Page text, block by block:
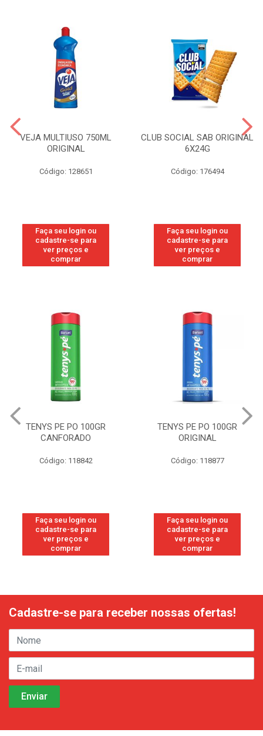
VEJA MULTIUSO 750ML
ORIGINAL
Código: 128651
Faça seu login ou
cadastre-se para
ver preços e
comprar
CLUB SOCIAL SAB ORIGINAL
6X24G
Código: 176494
Faça seu login ou
cadastre-se para
ver preços e
comprar
TENYS PE PO 100GR
CANFORADO
Código: 118842
Faça seu login ou
cadastre-se para
ver preços e
comprar
TENYS PE PO 100GR
ORIGINAL
Código: 118877
Faça seu login ou
cadastre-se para
ver preços e
comprar
Cadastre-se para receber nossas ofertas!